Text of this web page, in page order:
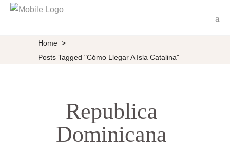
Home >
Posts Tagged "cómo Llegar A Isla Catalina"
Republica
Dominicana